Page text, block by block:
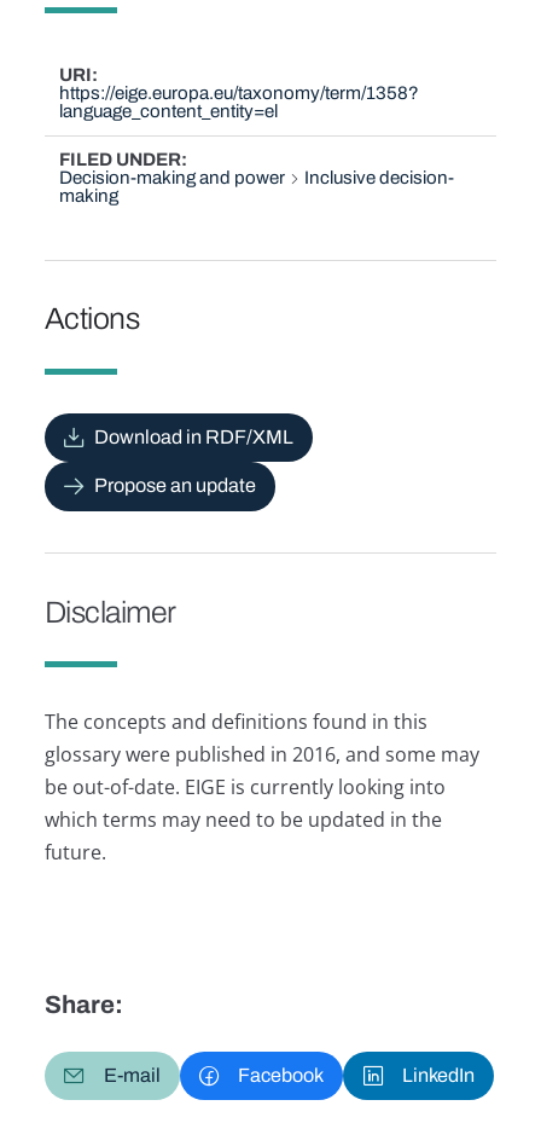
URI
https://eige.europa.eu/taxonomy/term/1358?
language_content_entity=el
FILED UNDER
Decision-making and power
Inclusive decision-
making
Actions
Download in RDF/XML
Propose an update
Disclaimer
The concepts and definitions found in this
glossary were published in 2016, and some may
be out-of-date. EIGE is currently looking into
which terms may need to be updated in the
future.
Share:
E-mail Facebook LinkedIn